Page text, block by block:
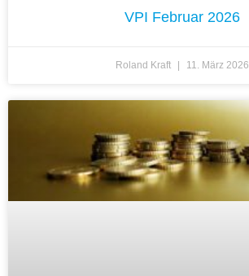
VPI Februar 2026
Roland Kraft 11. März 2026